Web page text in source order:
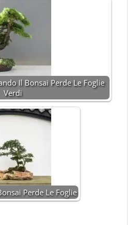
Il Bonsai Perde Le Foglie
Verdi
Perde Le Foglie